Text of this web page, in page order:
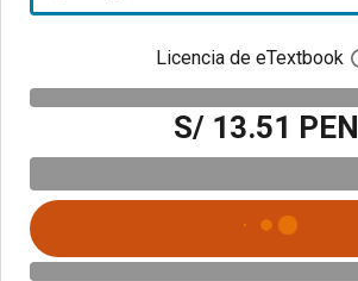
Licencia de eTextbook
S/ 13.51 PEN